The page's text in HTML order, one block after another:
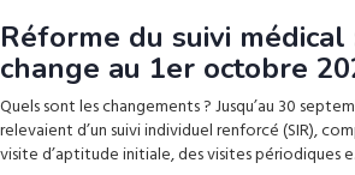
Réforme du suivi médical
change au 1er octobre
Quels sont les changements ? Jusqu’au 30
relevaient d’un suivi individuel renforcé (SIR),
visite d’aptitude initiale, des visites périodiques